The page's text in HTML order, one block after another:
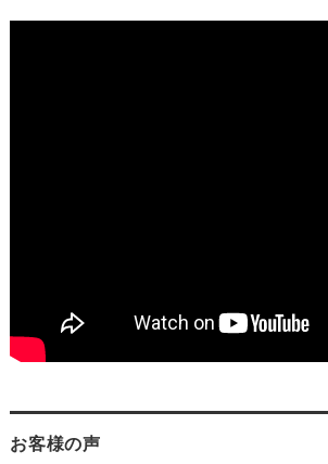
お客様の声